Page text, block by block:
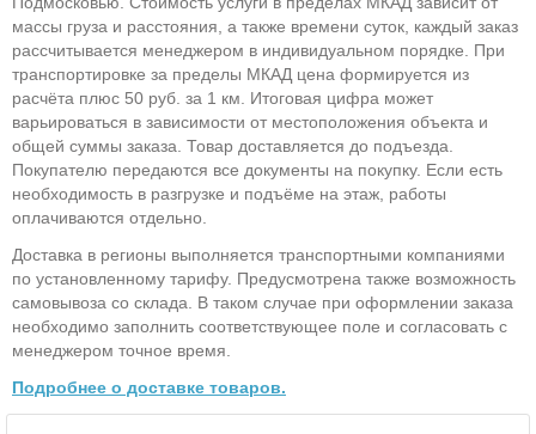
массы груза и расстояния, а также времени суток, каждый заказ
рассчитывается менеджером в индивидуальном порядке. При
транспортировке за пределы МКАД цена формируется из
расчёта плюс 50 руб. за 1 км. Итоговая цифра может
варьироваться в зависимости от местоположения объекта и
общей суммы заказа. Товар доставляется до подъезда.
Покупателю передаются все документы на покупку. Если есть
необходимость в разгрузке и подъёме на этаж, работы
оплачиваются отдельно.
Доставка в регионы выполняется транспортными компаниями
по установленному тарифу. Предусмотрена также возможность
самовывоза со склада. В таком случае при оформлении заказа
необходимо заполнить соответствующее поле и согласовать с
менеджером точное время.
Подробнее о доставке товаров.